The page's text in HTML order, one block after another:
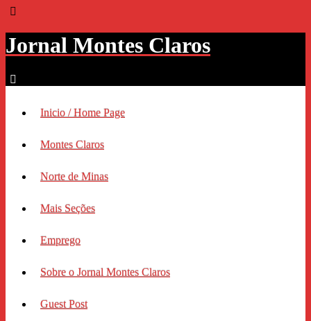
Jornal Montes Claros
Inicio / Home Page
Montes Claros
Norte de Minas
Mais Seções
Emprego
Sobre o Jornal Montes Claros
Guest Post